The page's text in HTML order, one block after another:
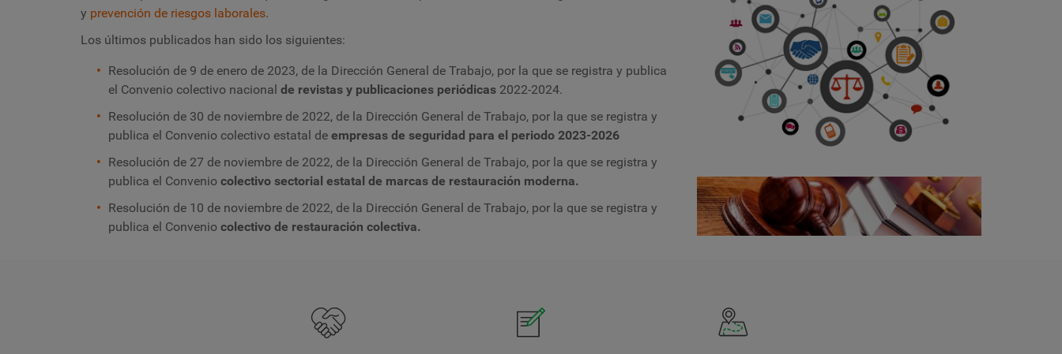
y prevención de riesgos laborales.
Los últimos publicados han sido los siguientes:
Resolución de 9 de enero de 2023, de la Dirección General de Trabajo, por la que se registra y publica
el Convenio colectivo nacional de revistas y publicaciones periódicas 2022-2024.
Resolución de 30 de noviembre de 2022, de la Dirección General de Trabajo, por la que se registra y
publica el Convenio colectivo estatal de empresas de seguridad para el periodo 2023-2026
Resolución de 27 de noviembre de 2022, de la Dirección General de Trabajo, por la que se registra y
publica el Convenio colectivo sectorial estatal de marcas de restauración moderna.
Resolución de 10 de noviembre de 2022, de la Dirección General de Trabajo, por la que se registra y
publica el Convenio colectivo de restauración colectiva.